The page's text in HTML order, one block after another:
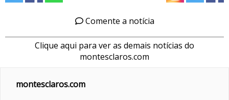
Comente a notícia
Clique aqui para ver as demais notícias do
montesclaros.com
montesclaros.com